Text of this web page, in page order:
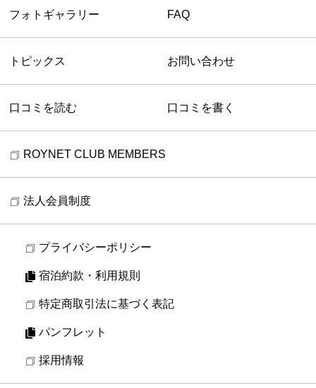
フォトギャラリー FAQ
トピックス お問い合わせ
口コミを読む 口コミを書く
ROYNET CLUB MEMBERS
法人会員制度
プライバシーポリシー
宿泊約款・利用規則
特定商取引法に基づく表記
パンフレット
採用情報